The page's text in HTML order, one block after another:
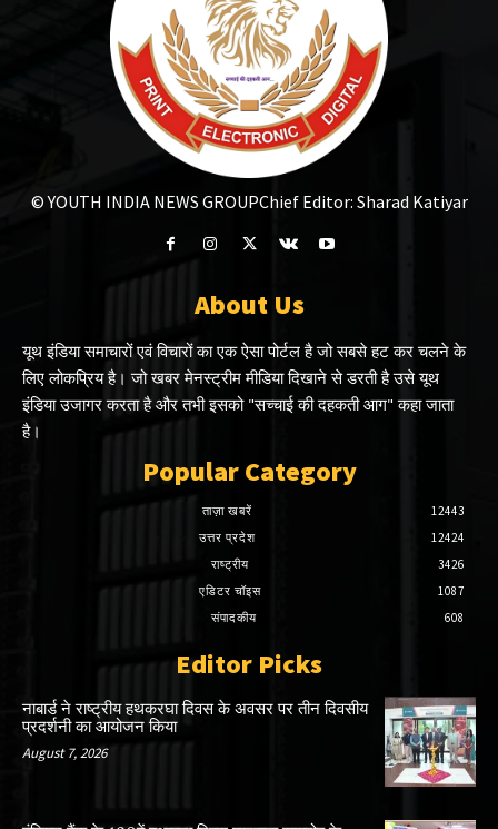
© YOUTH INDIA NEWS GROUPChief Editor: Sharad Katiyar
About Us
यूथ इंडिया समाचारों एवं विचारों का एक ऐसा पोर्टल है जो सबसे हट कर चलने के
लिए लोकप्रिय है। जो खबर मेनस्ट्रीम मीडिया दिखाने से डरती है उसे यूथ
इंडिया उजागर करता है और तभी इसको "सच्चाई की दहकती आग" कहा जाता
है।
Popular Category
ताज़ा खबरें
12443
उत्तर प्रदेश
12424
राष्ट्रीय
3426
एडिटर चॉइस
1087
संपादकीय
608
Editor Picks
नाबार्ड ने राष्ट्रीय हथकरघा दिवस के अवसर पर तीन दिवसीय
प्रदर्शनी का आयोजन किया
August 7, 2026